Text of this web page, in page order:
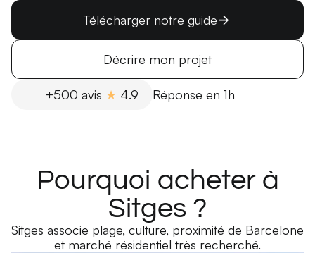
Télécharger notre guide
Décrire mon projet
+500 avis ★ 4.9 Réponse en 1h
Pourquoi acheter à
Sitges ?
Sitges associe plage, culture, proximité de Barcelone
et marché résidentiel très recherché.